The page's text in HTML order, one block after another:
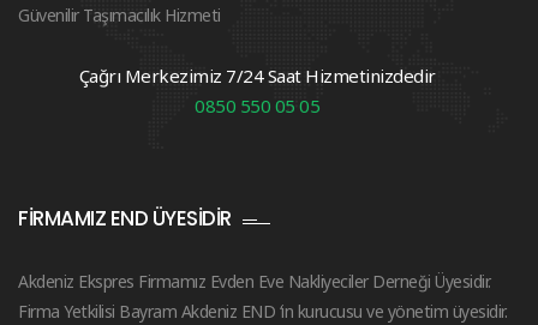
Güvenilir Taşımacılık Hizmeti
Çağrı Merkezimiz 7/24 Saat Hizmetinizdedir
0850 550 05 05
FIRMAMIZ END ÜYESIDIR
Akdeniz Ekspres Firmamız Evden Eve Nakliyeciler Derneği Üyesidir.
Firma Yetkilisi Bayram Akdeniz END ‘in kurucusu ve yönetim üyesidir.